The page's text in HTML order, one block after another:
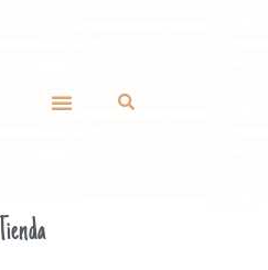
Tienda